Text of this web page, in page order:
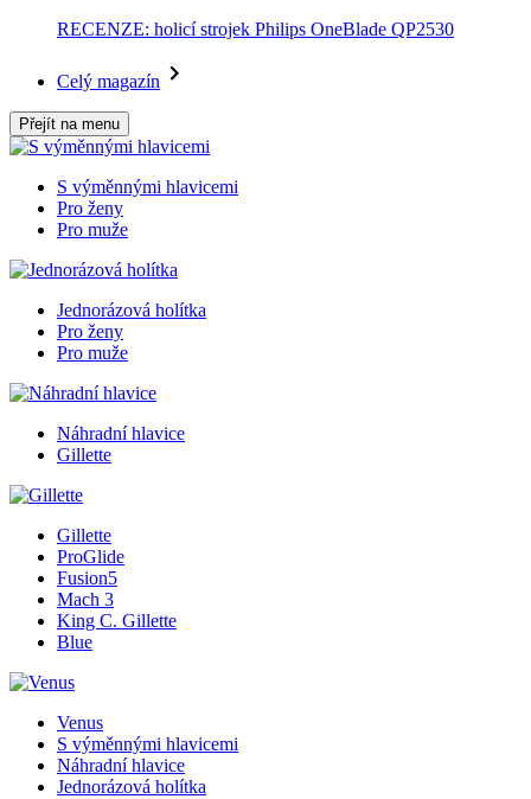
RECENZE: holicí strojek Philips OneBlade QP2530
Celý magazín
Přejít na menu
S výměnnými hlavicemi
Pro ženy
Pro muže
Jednorázová holítka
Pro ženy
Pro muže
Náhradní hlavice
Gillette
Gillette
ProGlide
Fusion5
Mach 3
King C. Gillette
Blue
Venus
S výměnnými hlavicemi
Náhradní hlavice
Jednorázová holítka